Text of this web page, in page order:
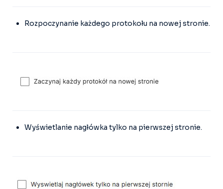
Rozpoczynanie każdego protokołu na nowej stronie.
Wyświetlanie nagłówka tylko na pierwszej stronie.